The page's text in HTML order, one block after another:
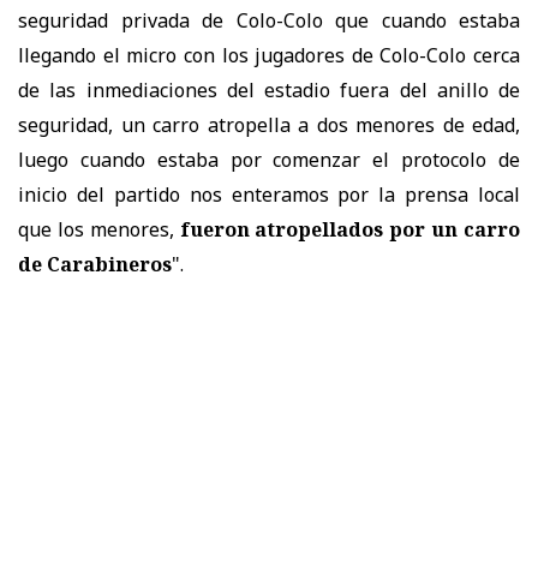
seguridad privada de Colo-Colo que cuando estaba
llegando el micro con los jugadores de Colo-Colo cerca
de las inmediaciones del estadio fuera del anillo de
seguridad, un carro atropella a dos menores de edad,
luego cuando estaba por comenzar el protocolo de
inicio del partido nos enteramos por la prensa local
que los menores, fueron atropellados por un carro
de Carabineros".